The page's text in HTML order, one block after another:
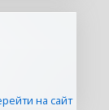
на сайт